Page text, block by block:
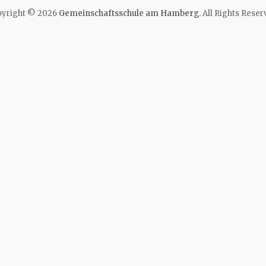
© 2026 Gemeinschaftsschule am Hamberg. All Rights